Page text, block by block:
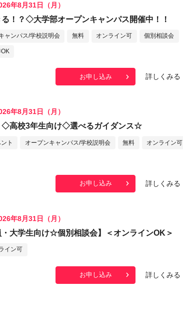
年8月31日（月）
！？◇大学部オープンキャンパス開催中！！
ャンパス/学校説明会 無料 オンライン可 個別相談会
お申し込み 詳しくみる
年8月31日（月）
◇高校3年生向け◇選べるガイダンス☆
ト オープンキャンパス/学校説明会 無料 オンライン可
お申し込み 詳しくみる
年8月31日（月）
・大学生向け☆個別相談会】＜オンラインOK＞
イン可
お申し込み 詳しくみる